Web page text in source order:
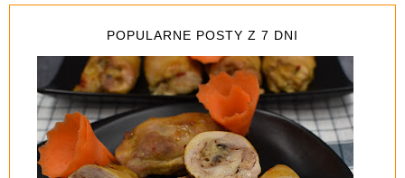
POPULARNE POSTY Z 7 DNI